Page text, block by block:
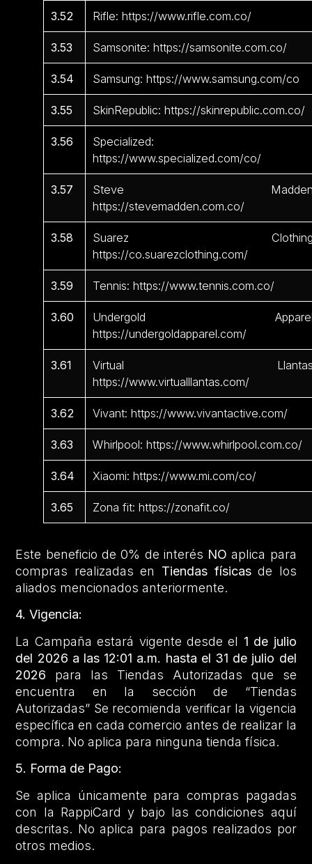
3.52 Rifle: https://www.rifle.com.co/
3.53 Samsonite: https://samsonite.com.co/
3.54 Samsung: https://www.samsung.com/co
3.55 SkinRepublic: https://skinrepublic.com.co/
3.56
Specialized:
https://www.specialized.com/co/
3.57
Steve
https://stevemadden.com.co/
3.58
Suarez
https://co.suarezclothing.com/
3.59 Tennis: https://www.tennis.com.co/
3.60
Undergold
https://undergoldapparel.com/
3.61
Virtual
https://www.virtualllantas.com/
3.62 Vivant: https://www.vivantactive.com/
3.63 Whirlpool: https://www.whirlpool.com.co/
3.64 Xiaomi: https://www.mi.com/co/
3.65 Zona fit: https://zonafit.co/
Este beneficio de 0% de interés NOaplica para
compras realizadas en Tiendas físicasde los
aliados mencionados anteriormente.
4. Vigencia:
La Campaña estará vigente desde el 1 de julio
del 2026 a las 12:01 a.m. hasta el 31 de julio del
2026 para las Tiendas Autorizadas que se
encuentra en la sección de “Tiendas
Autorizadas” Se recomienda verificar la vigencia
específica en cada comercio antes de realizar la
compra. No aplica para ninguna tienda física.
5. Forma de Pago:
Se aplica únicamente para compras pagadas
con la RappiCard y bajo las condiciones aquí
descritas. No aplica para pagos realizados por
otros medios.